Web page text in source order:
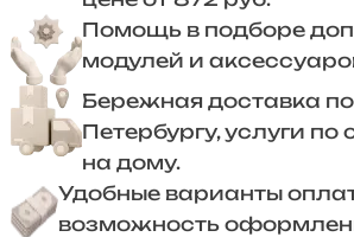
Помощь в подборе
модулей и
Бережная доставка
Петербургу, услуги по
на дому.
Удобные варианты
возможность